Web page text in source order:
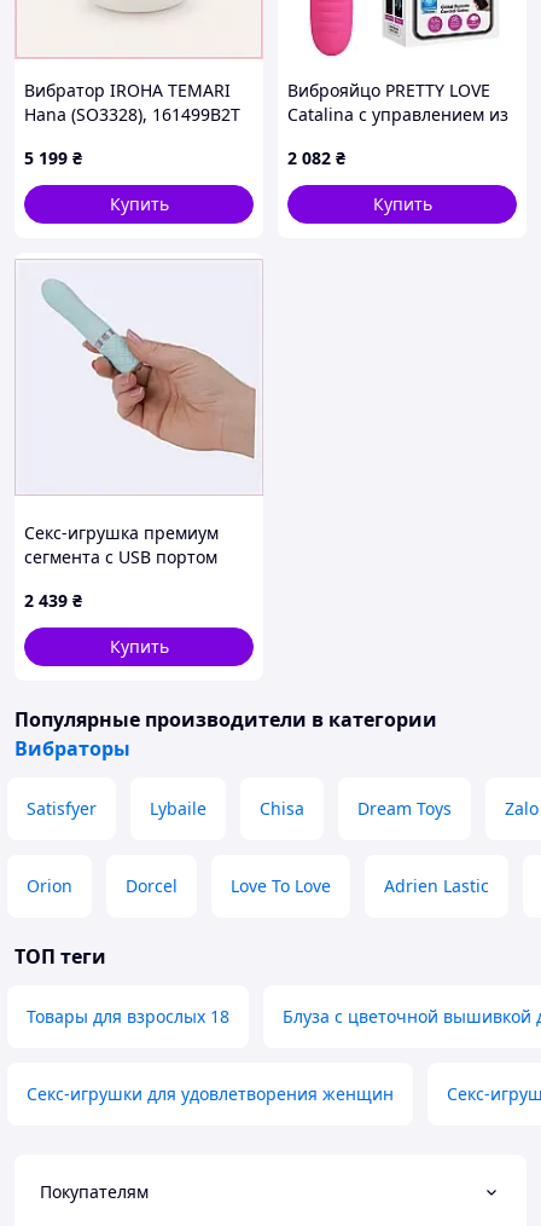
Вибратор IROHA TEMARI
Hana (SO3328), 161499B2T
5 199 ₴
Купить
Виброяйцо PRETTY LOVE
Catalina с управлением из
удовольствия 12 режимов
силиконовое
2 082 ₴
Купить
Секс-игрушка премиум
сегмента с USB портом
2 439 ₴
Купить
Популярные производители в категории
Вибраторы
Satisfyer Lybaile Chisa Dream Toys Zalo
Orion Dorcel Love To Love Adrien Lastic
ТОП теги
Товары для взрослых 18 Блуза с цветочной
Секс-игрушки для удовлетворения женщин Секс-
Покупателям